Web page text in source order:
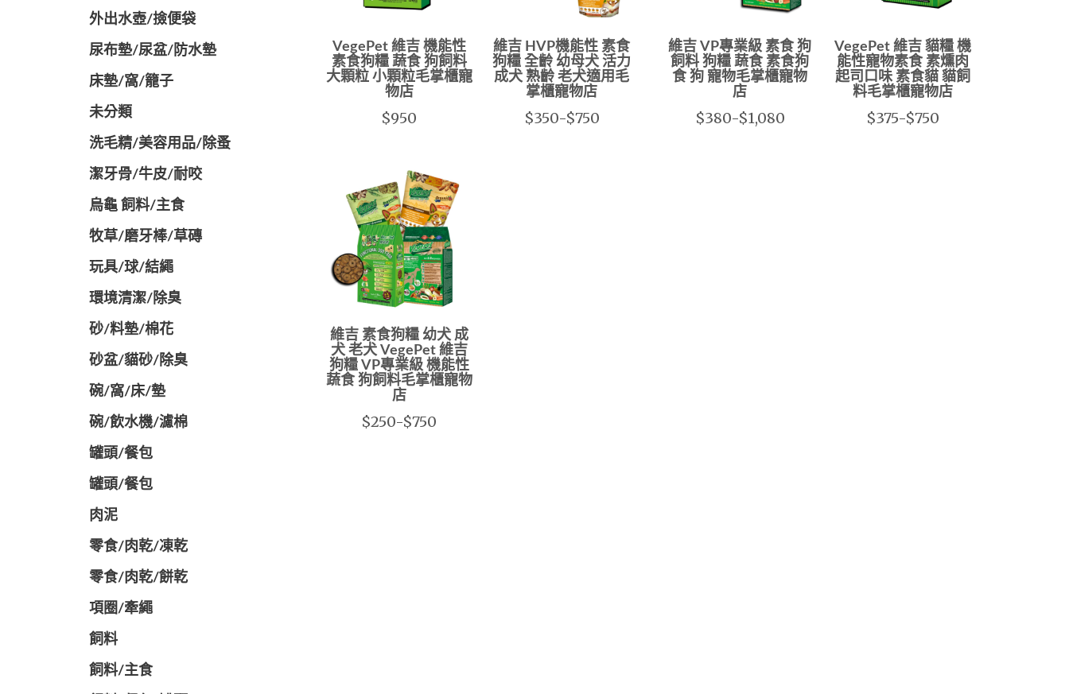
外出水壺/撿便袋
尿布墊/尿盆/防水墊
️床墊/窩/籠子
未分類
洗毛精/美容用品/除蚤
潔牙骨/牛皮/耐咬
烏龜 飼料/主食
牧草/磨牙棒/草磚
玩具/球/結繩
環境清潔/除臭
砂/料墊/棉花
砂盆/貓砂/除臭
碗/窩/床/墊
碗/飲水機/濾棉
罐頭/餐包
罐頭/餐包
肉泥
零食/肉乾/凍乾
零食/肉乾/餅乾
項圈/牽繩
飼料
飼料/主食
VegePet 維吉 機能性
素食狗糧 蔬食 狗飼料
大顆粒 小顆粒毛掌櫃寵
物店
$950
維吉 HVP機能性 素食
狗糧 全齡 幼母犬 活力
成犬 熟齡 老犬適用毛
掌櫃寵物店
$350-$750
維吉 VP專業級 素食 狗
飼料 狗糧 蔬食 素食狗
食 狗 寵物毛掌櫃寵物
店
$380-$1,080
VegePet 維吉 貓糧 機
能性寵物素食 素燻肉
起司口味 素食貓 貓飼
料毛掌櫃寵物店
$375-$750
維吉 素食狗糧 幼犬 成
犬 老犬 VegePet 維吉
狗糧 VP專業級 機能性
蔬食 狗飼料毛掌櫃寵物
店
$250-$750